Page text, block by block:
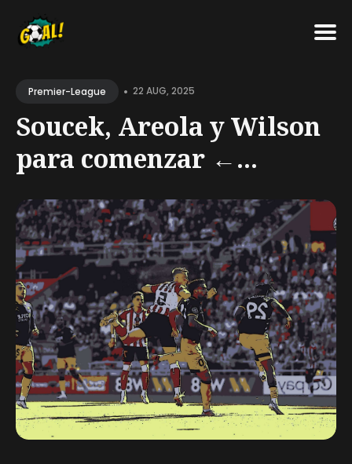
forPremier-League • 22 AUG, 2025
Soucek, Areola y Wilson
para comenzar ←...